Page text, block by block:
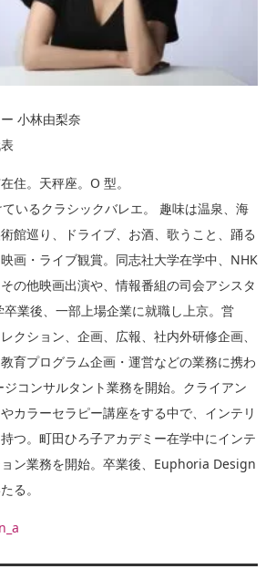
小林由梨奈
住。天秤座。O 型。
いるクラシックバレエ。 趣味は温泉、海
館巡り、ドライブ、お酒、歌うこと、踊る
画・ライブ観賞。同志社大学在学中、NHK
の他映画出演や、情報番組の司会アシスタ
卒業後、一部上場企業に就職し上京。営
クション、企画、広報、社内外研修企画、
育プログラム企画・運営などの業務に携わ
コンサルタント業務を開始。クライアン
カラーセラピー講座をする中で、インテリ
つ。町田ひろ子アカデミー在学中にインテ
ン業務を開始。卒業後、Euphoria Design
る。